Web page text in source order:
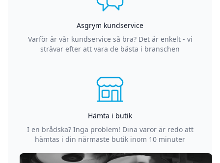
Asgrym kundservice
Varför är vår kundservice så bra? Det är enkelt - vi
strävar efter att vara de bästa i branschen
Hämta i butik
I en brådska? Inga problem! Dina varor är redo att
hämtas i din närmaste butik inom 10 minuter